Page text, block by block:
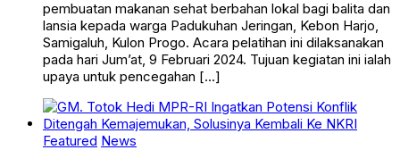
pembuatan makanan sehat berbahan lokal bagi balita dan
lansia kepada warga Padukuhan Jeringan, Kebon Harjo,
Samigaluh, Kulon Progo. Acara pelatihan ini dilaksanakan
pada hari Jum’at, 9 Februari 2024. Tujuan kegiatan ini ialah
upaya untuk pencegahan […]
Featured News